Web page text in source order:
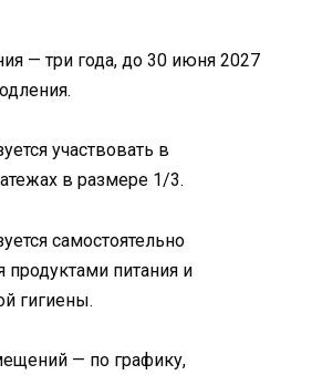
— три года, до 30 июня 2027
участвовать в
в размере 1/3.
самостоятельно
продуктами питания и
гигиены.
— по графику,